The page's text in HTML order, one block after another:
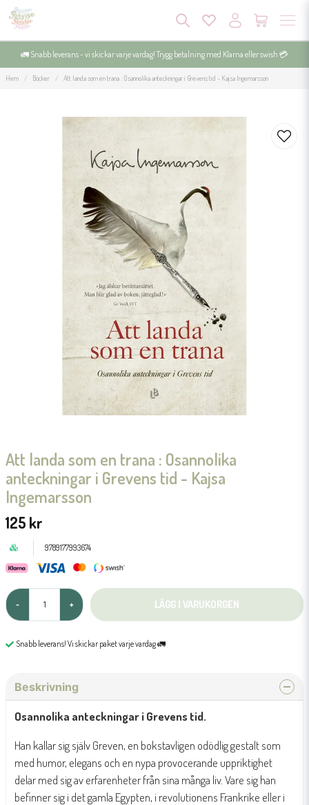
🚛 Snabb leverans - vi skickar varje vardag! Trygg betalning med Klarna eller swish 💳
Hem Böcker Att landa som en trana : Osannolika anteckningar i Grevens tid - Kajsa Ingemarsson
Att landa som en trana : Osannolika
anteckningar i Grevens tid - Kajsa
Ingemarsson
125 kr
9789177993674
- + LÄGG I VARUKORGEN
Snabb leverans! Vi skickar paket varje vardag 🚛
Beskrivning
Osannolika anteckningar i Grevens tid.
Han kallar sig själv Greven, en bokstavligen odödlig gestalt som
med humor, elegans och en nypa provocerande uppriktighet
delar med sig av erfarenheter från sina många liv. Vare sig han
befinner sig i det gamla Egypten, i revolutionens Frankrike eller i